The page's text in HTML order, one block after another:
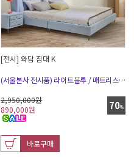
[전시] 와담 침대 K
(서울본사 전시품) 라이트블루 / 매트리스,협탁 미포함
70%
2,950,000원
890,000원
바로구매